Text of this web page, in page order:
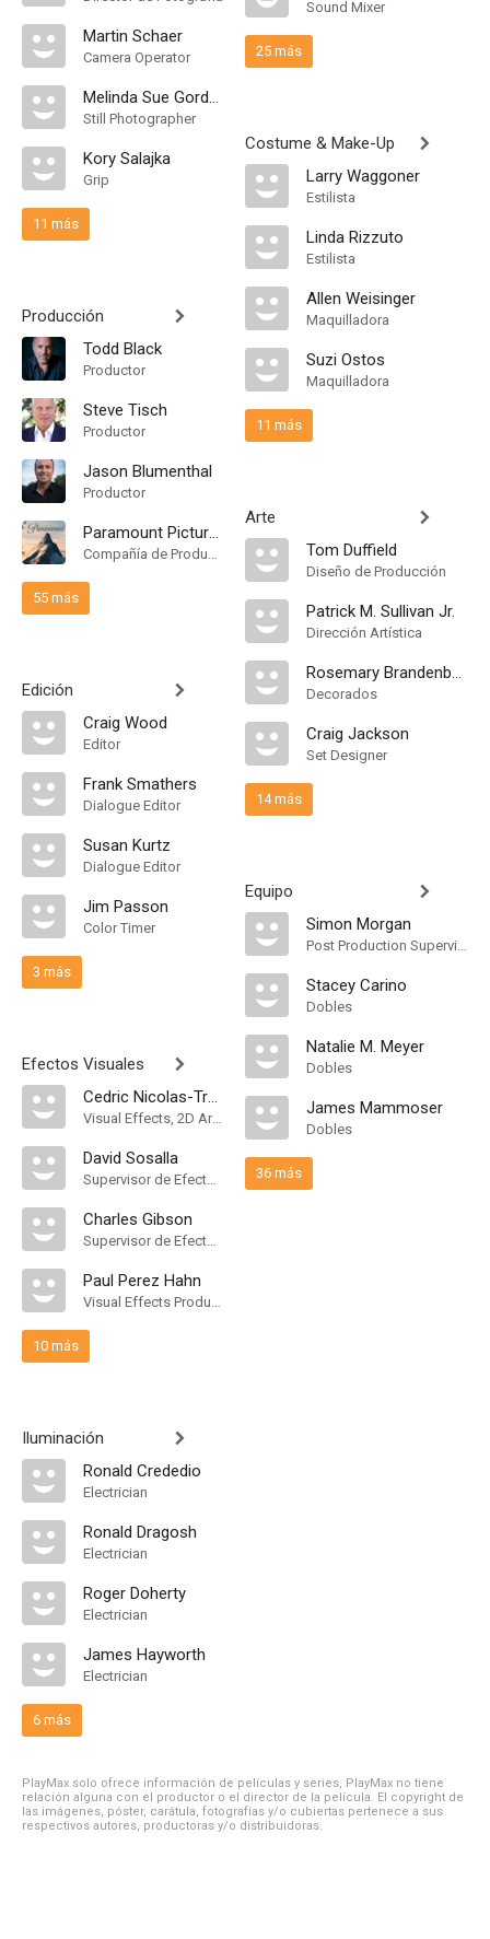
Martin Schaer
Camera Operator
Melinda Sue Gordon
Still Photographer
Kory Salajka
Grip
11 más
Producción
Todd Black
Productor
Steve Tisch
Productor
Jason Blumenthal
Productor
Paramount Pictures
Compañía de Produccion
55 más
Edición
Craig Wood
Editor
Frank Smathers
Dialogue Editor
Susan Kurtz
Dialogue Editor
Jim Passon
Color Timer
3 más
Efectos Visuales
Cedric Nicolas-Troyan
Visual Effects, 2D Artist
David Sosalla
Supervisor de Efectos Visuales
Charles Gibson
Supervisor de Efectos Visuales
Paul Perez Hahn
Visual Effects Producer
10 más
Iluminación
Ronald Crededio
Electrician
Ronald Dragosh
Electrician
Roger Doherty
Electrician
James Hayworth
Electrician
6 más
Sound Mixer
25 más
Costume & Make-Up
Larry Waggoner
Estilista
Linda Rizzuto
Estilista
Allen Weisinger
Maquilladora
Suzi Ostos
Maquilladora
11 más
Arte
Tom Duffield
Diseño de Producción
Patrick M. Sullivan Jr.
Dirección Artística
Rosemary Brandenburg
Decorados
Craig Jackson
Set Designer
14 más
Equipo
Simon Morgan
Post Production Supervisor
Stacey Carino
Dobles
Natalie M. Meyer
Dobles
James Mammoser
Dobles
36 más
PlayMax solo ofrece información de películas y series, PlayMax no tiene
relación alguna con el productor o el director de la película. El copyright de
las imágenes, póster, carátula, fotografías y/o cubiertas pertenece a sus
respectivos autores, productoras y/o distribuidoras.